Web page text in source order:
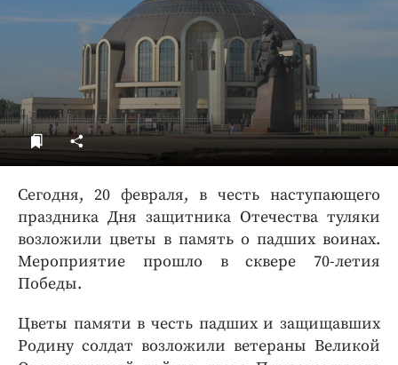
Сегодня, 20 февраля, в честь наступающего
праздника Дня защитника Отечества туляки
возложили цветы в память о падших воинах.
Мероприятие прошло в сквере 70-летия
Победы.
Цветы памяти в честь падших и защищавших
Родину солдат возложили ветераны Великой